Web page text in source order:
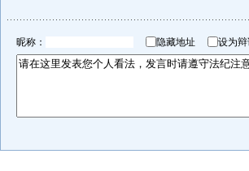
昵称： 隐藏地址 设为